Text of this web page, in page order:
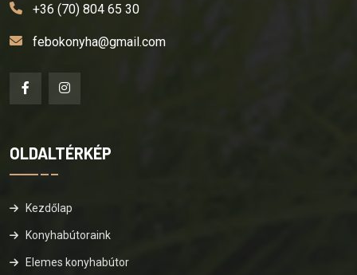
+36 (70) 804 65 30
febokonyha@gmail.com
OLDALTÉRKÉP
Kezdőlap
Konyhabútoraink
Elemes konyhabútor